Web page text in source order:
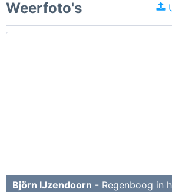
Weerfoto's
Björn IJzendoorn - Regenboog in